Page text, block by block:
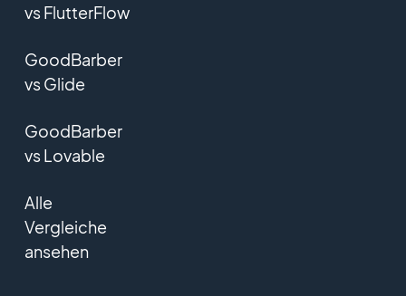
vs FlutterFlow
GoodBarber
vs Glide
GoodBarber
vs Lovable
Alle
Vergleiche
ansehen